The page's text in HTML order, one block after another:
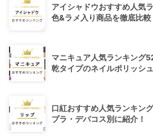
アイシャドウおすすめ人気
色&ラメ入り商品を徹底比較
マニキュア人気ランキング
乾タイプのネイルポリッシ
口紅おすすめ人気ランキン
プラ・デパコス別に紹介！